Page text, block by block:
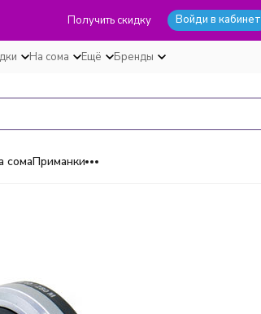
Получить скидку Войди в кабинет
На сома Ещё Бренды
сомаПриманки